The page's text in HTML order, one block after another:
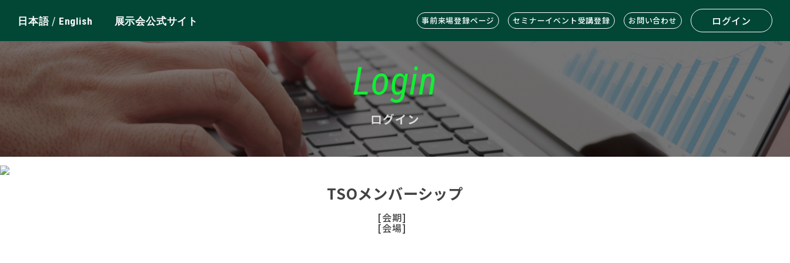
日本語/ English 展示会公式サイト 事前来場登録ページ セミナーイベント受講登録 お問い合わせ ログイン
Login
ログイン
TSOメンバーシップ
[会期]
[会場]